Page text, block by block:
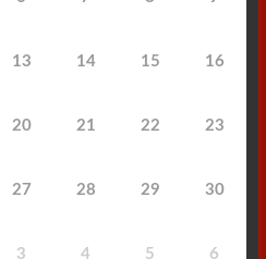
13 14 15 16
20 21 22 23
27 28 29 30
3 4 5 6